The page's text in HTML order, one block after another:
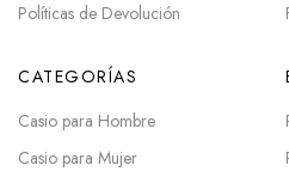
Políticas de Devolución
CATEGORÍAS
Casio para Hombre
Casio para Mujer